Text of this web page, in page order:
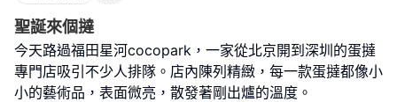
聖誕來個撻
今天路過福田星河cocopark，一家從北京開到深圳的蛋撻
專門店吸引不少人排隊。店內陳列精緻，每一款蛋撻都像小
小的藝術品，表面微亮，散發著剛出爐的溫度。